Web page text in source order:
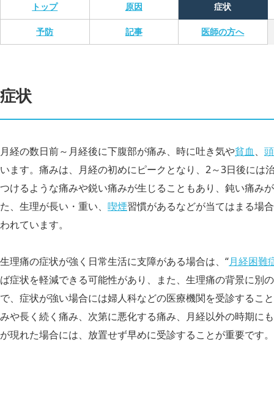
トップ 原因 症状
予防 記事 医師の方へ
症状
月経の数日前～月経後に下腹部が痛み、時に吐き気や貧血 、
います。痛みは、月経の初めにピークとなり、2～3日後には
つけるような痛みや鋭い痛みが生じることもあり、鈍い痛み
た、生理が長い・重い、 喫煙習慣があるなどが当てはまる場
われています。
生理痛の症状が強く日常生活に支障がある場合は、“月経困難
ば症状を軽減できる可能性があり、また、生理痛の背景に別
で、症状が強い場合には婦人科などの医療機関を受診するこ
みや長く続く痛み、次第に悪化する痛み、月経以外の時期に
が現れた場合には、放置せず早めに受診することが重要です。